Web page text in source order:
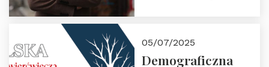
05/07/2025
Demograficzna